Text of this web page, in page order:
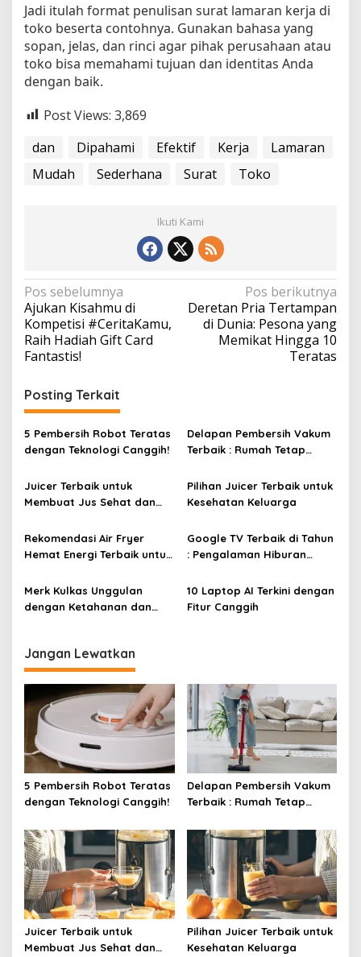
Jadi itulah format penulisan surat lamaran kerja di
toko beserta contohnya. Gunakan bahasa yang
sopan, jelas, dan rinci agar pihak perusahaan atau
toko bisa memahami tujuan dan identitas Anda
dengan baik.
Post Views: 3,869
dan
Dipahami Efektif Kerja
Lamaran
Mudah
Sederhana Surat Toko
Ikuti Kami
N
a
v
i
g
a
s
i
o
Pos sebelumnya
Ajukan Kisahmu di
Kompetisi #CeritaKamu,
Raih Hadiah Gift Card
Fantastis!
Pos berikutnya
Deretan Pria Tertampan
di Dunia: Pesona yang
Memikat Hingga 10
Teratas
Posting Terkait
5 Pembersih Robot Teratas
dengan Teknologi Canggih!
Delapan Pembersih Vakum
Terbaik : Rumah Tetap
Juicer Terbaik untuk
Membuat Jus Sehat dan
Pilihan Juicer Terbaik untuk
Kesehatan Keluarga
Rekomendasi Air Fryer
Hemat Energi Terbaik untuk
Google TV Terbaik di Tahun
: Pengalaman Hiburan
Luas!
Merk Kulkas Unggulan
dengan Ketahanan dan
10 Laptop AI Terkini dengan
Fitur Canggih
Jangan Lewatkan
5 Pembersih Robot Teratas
dengan Teknologi Canggih!
Delapan Pembersih Vakum
Terbaik : Rumah Tetap
Juicer Terbaik untuk
Membuat Jus Sehat dan
Pilihan Juicer Terbaik untuk
Kesehatan Keluarga